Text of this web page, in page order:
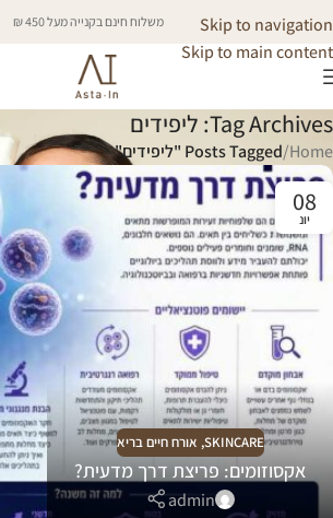
Skip to navigation
Skip to main content
משלוח חינם בקנייה מעל 450 ₪
Tag Archives: ליפידים
Home
/Posts Tagged "ליפידים"
08
יונ
SKINCARE
, אורח חיים בריא
אקסוזומים: פריצת דרך מדעית?
admin